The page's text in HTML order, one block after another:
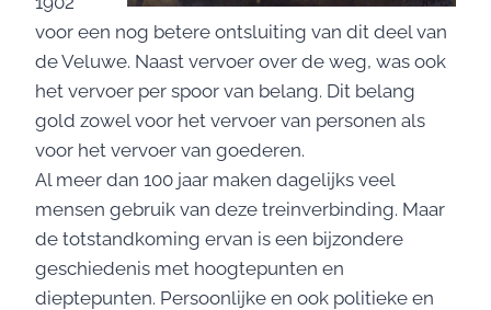
voor een nog betere ontsluiting van dit deel van
de Veluwe. Naast vervoer over de weg, was ook
het vervoer per spoor van belang. Dit belang
gold zowel voor het vervoer van personen als
voor het vervoer van goederen.
Al meer dan 100 jaar maken dagelijks veel
mensen gebruik van deze treinverbinding. Maar
de totstandkoming ervan is een bijzondere
geschiedenis met hoogtepunten en
dieptepunten. Persoonlijke en ook politieke en